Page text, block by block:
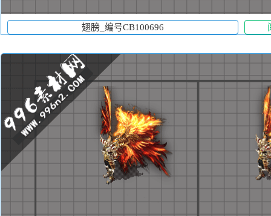
翅膀_编号CB100696